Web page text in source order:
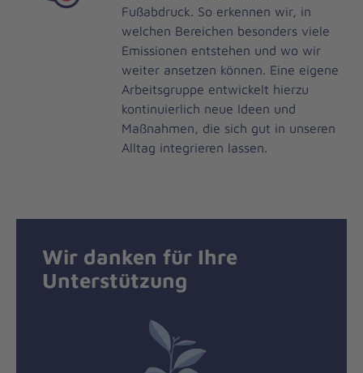
Fußabdruck. So erkennen wir, in
welchen Bereichen besonders viele
Emissionen entstehen und wo wir
weiter ansetzen können. Eine eigene
Arbeitsgruppe entwickelt hierzu
kontinuierlich neue Ideen und
Maßnahmen, die sich gut in unseren
Alltag integrieren lassen.
Wir danken für Ihre
Unterstützung